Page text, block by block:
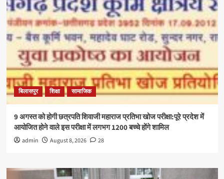
बिलासपुर शिक्षा सामाजिक
9 अगस्त को होगी छत्रपति शिवाजी महाराज प्रतिभा खोज परीक्षा:पूरे प्रदेश में
आयोजित होने वाले इस परीक्षा में लगभग 1200 बच्चे होंगे शामिल
admin August 8, 2026 28